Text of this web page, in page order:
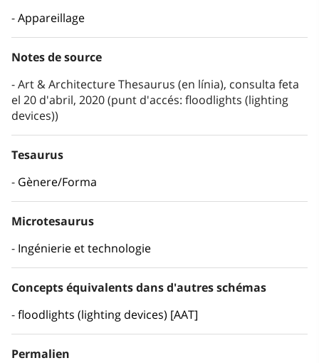
Appareillage
Notes de source
Art & Architecture Thesaurus (en línia), consulta feta
el 20 d'abril, 2020 (punt d'accés: floodlights (lighting
devices))
Tesaurus
Gènere/Forma
Microtesaurus
Ingénierie et technologie
Concepts équivalents dans d'autres schémas
floodlights (lighting devices) [AAT]
Permalien